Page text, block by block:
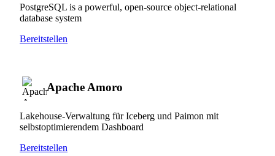
PostgreSQL is a powerful, open-source object-relational
database system
Bereitstellen
Apache Amoro
Lakehouse-Verwaltung für Iceberg und Paimon mit
selbstoptimierendem Dashboard
Bereitstellen